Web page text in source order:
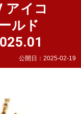
アイコ
ルド
公開日： 2025-02-19